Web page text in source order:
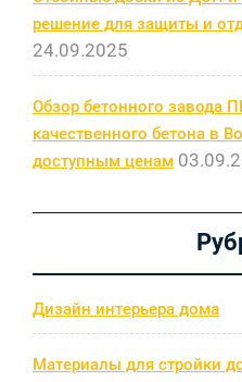
решение для защиты и
24.09.2025
Обзор бетонного завода
качественного бетона в
доступным ценам
Дизайн интерьера дома
Материалы для стройки